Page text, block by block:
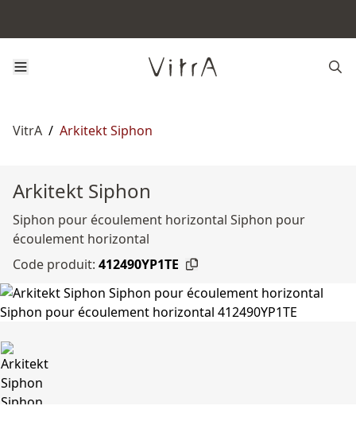
VitrA / Arkitekt Siphon
Arkitekt Siphon
Siphon pour écoulement horizontal Siphon pour
écoulement horizontal
Code produit: 412490YP1TE